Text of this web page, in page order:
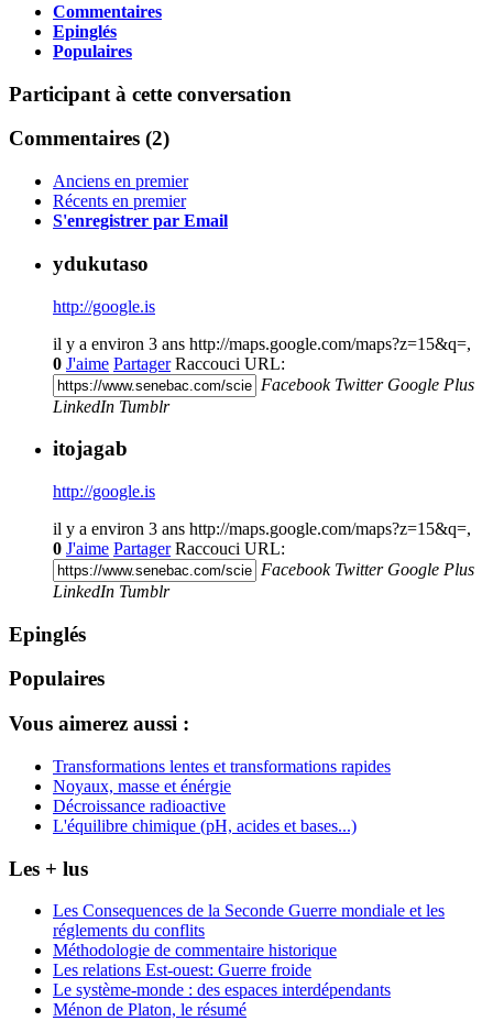
Commentaires
Epinglés
Populaires
Participant à cette conversation
Commentaires (2)
Anciens en premier
Récents en premier
S'enregistrer par Email
ydukutaso
http://google.is
il y a environ 3 ans http://maps.google.com/maps?z=15&q=,
0 J'aime Partager Raccouci URL:
Facebook Twitter Google Plus
LinkedIn Tumblr
itojagab
http://google.is
il y a environ 3 ans http://maps.google.com/maps?z=15&q=,
0 J'aime Partager Raccouci URL:
Facebook Twitter Google Plus
LinkedIn Tumblr
Epinglés
Populaires
Vous aimerez aussi :
Transformations lentes et transformations rapides
Noyaux, masse et énérgie
Décroissance radioactive
L'équilibre chimique (pH, acides et bases...)
Les + lus
Les Consequences de la Seconde Guerre mondiale et les
réglements du conflits
Méthodologie de commentaire historique
Les relations Est-ouest: Guerre froide
Le système-monde : des espaces interdépendants
Ménon de Platon, le résumé